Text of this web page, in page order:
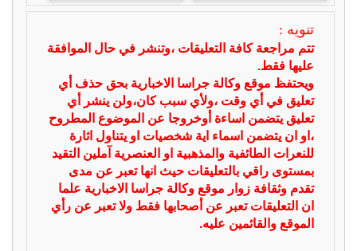
تنويه :
تتم مراجعة كافة التعليقات ،وتنشر في حال الموافقة
عليها فقط.
ويحتفظ موقع وكالة جراسا الاخبارية بحق حذف أي
تعليق في أي وقت ،ولأي سبب كان،ولن ينشر أي
تعليق يتضمن اساءة أوخروجا عن الموضوع المطروح
،او ان يتضمن اسماء اية شخصيات او يتناول اثارة
للنعرات الطائفية والمذهبية او العنصرية آملين التقيد
بمستوى راقي بالتعليقات حيث انها تعبر عن مدى
تقدم وثقافة زوار موقع وكالة جراسا الاخبارية علما
ان التعليقات تعبر عن أصحابها فقط ولا تعبر عن رأي
الموقع والقائمين عليه.